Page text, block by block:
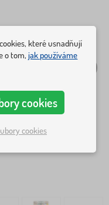
které usnadňují
o tom,jak používáme
cookies
cookies